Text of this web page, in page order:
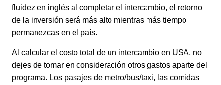
fluidez en inglés al completar el intercambio, el retorno
de la inversión será más alto mientras más tiempo
permanezcas en el país.
Al calcular el costo total de un intercambio en USA, no
dejes de tomar en consideración otros gastos aparte del
programa. Los pasajes de metro/bus/taxi, las comidas